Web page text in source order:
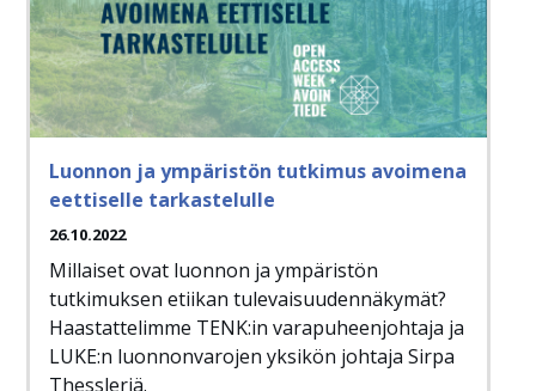
Luonnon ja ympäristön tutkimus avoimena
eettiselle tarkastelulle
26.10.2022
Millaiset ovat luonnon ja ympäristön
tutkimuksen etiikan tulevaisuudennäkymät?
Haastattelimme TENK:in varapuheenjohtaja ja
LUKE:n luonnonvarojen yksikön johtaja Sirpa
Thessleriä.